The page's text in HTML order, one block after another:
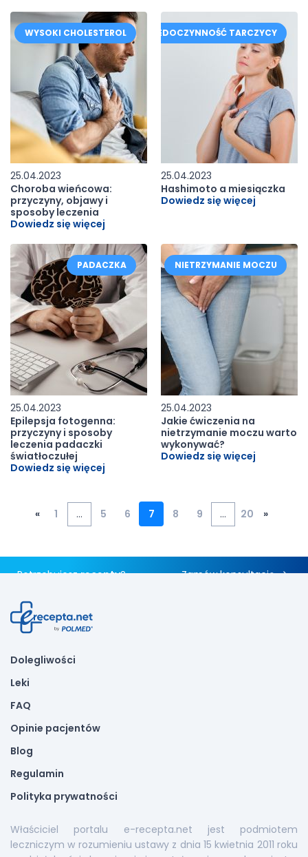
25.04.2023
Choroba wieńcowa:
przyczyny, objawy i
sposoby leczenia
Dowiedz się więcej
WYSOKI CHOLESTEROL
25.04.2023
Hashimoto a miesiączka
Dowiedz się więcej
NIEDOCZYNNOŚĆ TARCZYCY
25.04.2023
Epilepsja fotogenna:
przyczyny i sposoby
leczenia padaczki
światłoczułej
Dowiedz się więcej
PADACZKA
25.04.2023
Jakie ćwiczenia na
nietrzymanie moczu warto
wykonywać?
Dowiedz się więcej
NIETRZYMANIE MOCZU
« 1 … 5 6 7 8 9 … 20 »
Potrzebujeszrecepty? Zamów konsultację
Dolegliwości
Leki
FAQ
Opinie pacjentów
Blog
Regulamin
Polityka prywatności
Właściciel portalu e-recepta.net jest podmiotem
leczniczym w rozumieniu ustawy z dnia 15 kwietnia 2011 roku